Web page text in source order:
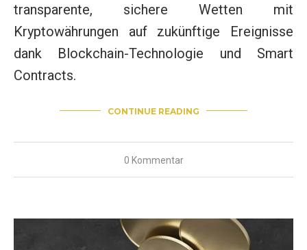
transparente, sichere Wetten mit
Kryptowährungen auf zukünftige Ereignisse
dank Blockchain-Technologie und Smart
Contracts.
CONTINUE READING
0 Kommentar